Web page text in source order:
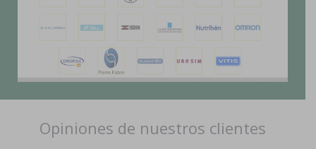
Opiniones de nuestros clientes